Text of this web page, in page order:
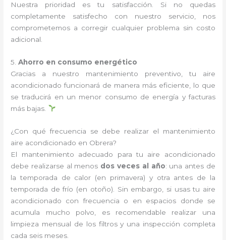
Nuestra prioridad es tu satisfacción. Si no quedas
completamente satisfecho con nuestro servicio, nos
comprometemos a corregir cualquier problema sin costo
adicional.
5.Ahorro en consumo energético
Gracias a nuestro mantenimiento preventivo, tu aire
acondicionado funcionará de manera más eficiente, lo que
se traducirá en un menor consumo de energía y facturas
más bajas.
¿Con qué frecuencia se debe realizar el mantenimiento
aire acondicionado en Obrera?
El mantenimiento adecuado para tu aire acondicionado
debe realizarse al menos dos veces al año: una antes de
la temporada de calor (en primavera) y otra antes de la
temporada de frío (en otoño). Sin embargo, si usas tu aire
acondicionado con frecuencia o en espacios donde se
acumula mucho polvo, es recomendable realizar una
limpieza mensual de los filtros y una inspección completa
cada seis meses.